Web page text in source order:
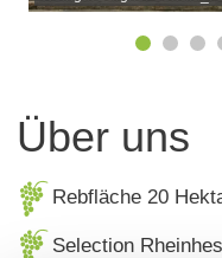
Über uns
Rebfläche 20
Selection